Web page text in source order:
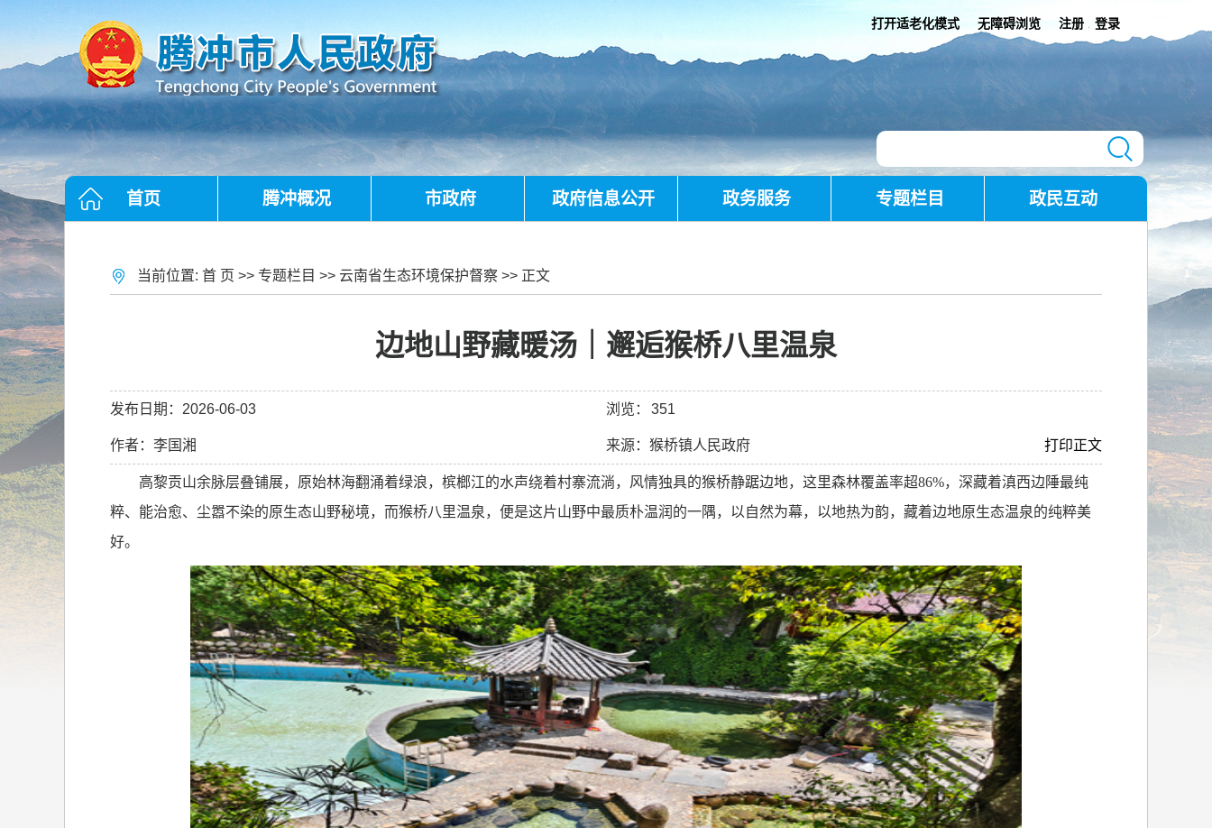
打开适老化模式 无障碍浏览 注册 登录
首页 腾冲概况 市政府 政府信息公开 政务服务 专题栏目 政民互动
当前位置: 首 页 >> 专题栏目 >> 云南省生态环境保护督察 >> 正文
边地山野藏暖汤｜邂逅猴桥八里温泉
发布日期：2026-06-03 351
浏览：
作者：李国湘 来源：猴桥镇人民政府 打印正文
高黎贡山余脉层叠铺展，原始林海翻涌着绿浪，槟榔江的水声绕着村寨流淌，风情独具的猴桥静踞边地，这里森林覆盖率超86%，深藏着滇西边陲最纯
粹、能治愈、 尘嚣不染的原生态山野秘境，而猴桥八里温泉，便是这片山野中最质朴温润的一隅，以自然为幕，以地热为韵，藏着边地原生态温泉的纯粹美
好。